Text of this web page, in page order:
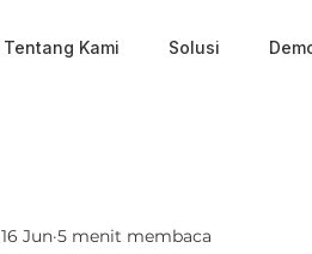
Tentang Kami Solusi
16 Jun 5 menit membaca